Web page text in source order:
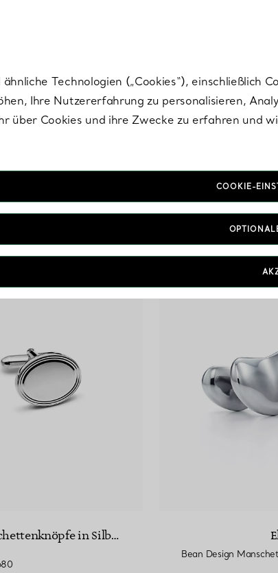
Eheringe für Herren
mit einem Tiffany-
Ovale Guilloche-Manschettenknöpfe in Silber
Technologien („Cookies“),
Ihre Nutzererfahrung zu personalisieren,
über Cookies und ihre Zwecke zu erfahren und
COOKIE-